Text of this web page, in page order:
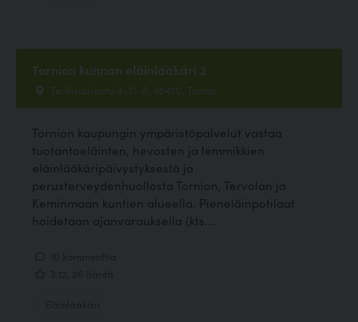
Tornion kunnan eläinlääkäri 2
Teollisuuskatu 8-10 i8, 95420, Tornio
Tornion kaupungin ympäristöpalvelut vastaa
tuotantoeläinten, hevosten ja lemmikkien
eläinlääkäripäivystyksestä ja
perusterveydenhuollosta Tornion, Tervolan ja
Keminmaan kuntien alueella. Pieneläinpotilaat
hoidetaan ajanvarauksella (kts....